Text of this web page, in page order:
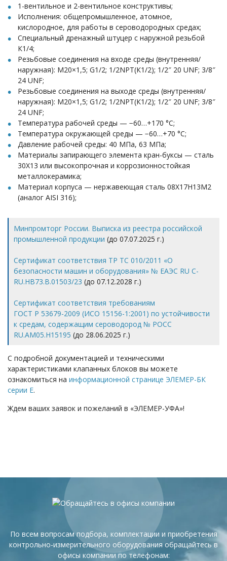
1-вентильное и 2-вентильное конструктивы;
Исполнения: общепромышленное, атомное,
кислородное, для работы в сероводородных средах;
Специальный дренажный штуцер с наружной резьбой
К1/4;
Резьбовые соединения на входе среды (внутренняя/
наружная): М20×1,5; G1/2; 1/2NPT(К1/2); 1/2″ 20 UNF; 3/8″
24 UNF;
Резьбовые соединения на выходе среды (внутренняя/
наружная): М20×1,5; G1/2; 1/2NPT(К1/2); 1/2″ 20 UNF; 3/8″
24 UNF;
Температура рабочей среды — −60…+170 °С;
Температура окружающей среды — −60…+70 °С;
Давление рабочей среды: 40 МПа, 63 МПа;
Материалы запирающего элемента кран-буксы — сталь
30Х13 или высокопрочная и коррозионностойкая
металлокерамика;
Материал корпуса — нержавеющая сталь 08Х17Н13М2
(аналог AISI 316);
Минпромторг России. Выписка из реестра российской
промышленной продукции (до 07.07.2025 г.)
Сертификат соответствия ТР ТС 010/2011 «О
безопасности машин и оборудования» № ЕАЭС RU С-
RU.HB73.B.01503/23 (до 07.12.2028 г.)
Сертификат соответствия требованиям
ГОСТ Р 53679-2009 (ИСО 15156-1:2001) по устойчивости
к средам, содержащим сероводород № РОСС
RU.AM05.H15195 (до 28.06.2025 г.)
С подробной документацией и техническими
характеристиками клапанных блоков вы можете
ознакомиться на информационной странице ЭЛЕМЕР-БК
серии Е.
Ждем ваших заявок и пожеланий в «ЭЛЕМЕР-УФА»!
По всем вопросам подбора, комплектации и приобретения
контрольно-измерительного оборудования обращайтесь в
офисы компании по телефонам: